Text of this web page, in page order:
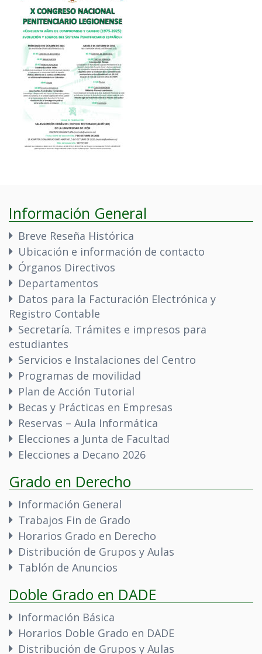
Información General
Breve Reseña Histórica
Ubicación e información de contacto
Órganos Directivos
Departamentos
Datos para la Facturación Electrónica y
Registro Contable
Secretaría. Trámites e impresos para
estudiantes
Servicios e Instalaciones del Centro
Programas de movilidad
Plan de Acción Tutorial
Becas y Prácticas en Empresas
Reservas – Aula Informática
Elecciones a Junta de Facultad
Elecciones a Decano 2026
Grado en Derecho
Información General
Trabajos Fin de Grado
Horarios Grado en Derecho
Distribución de Grupos y Aulas
Tablón de Anuncios
Doble Grado en DADE
Información Básica
Horarios Doble Grado en DADE
Distribución de Grupos y Aulas